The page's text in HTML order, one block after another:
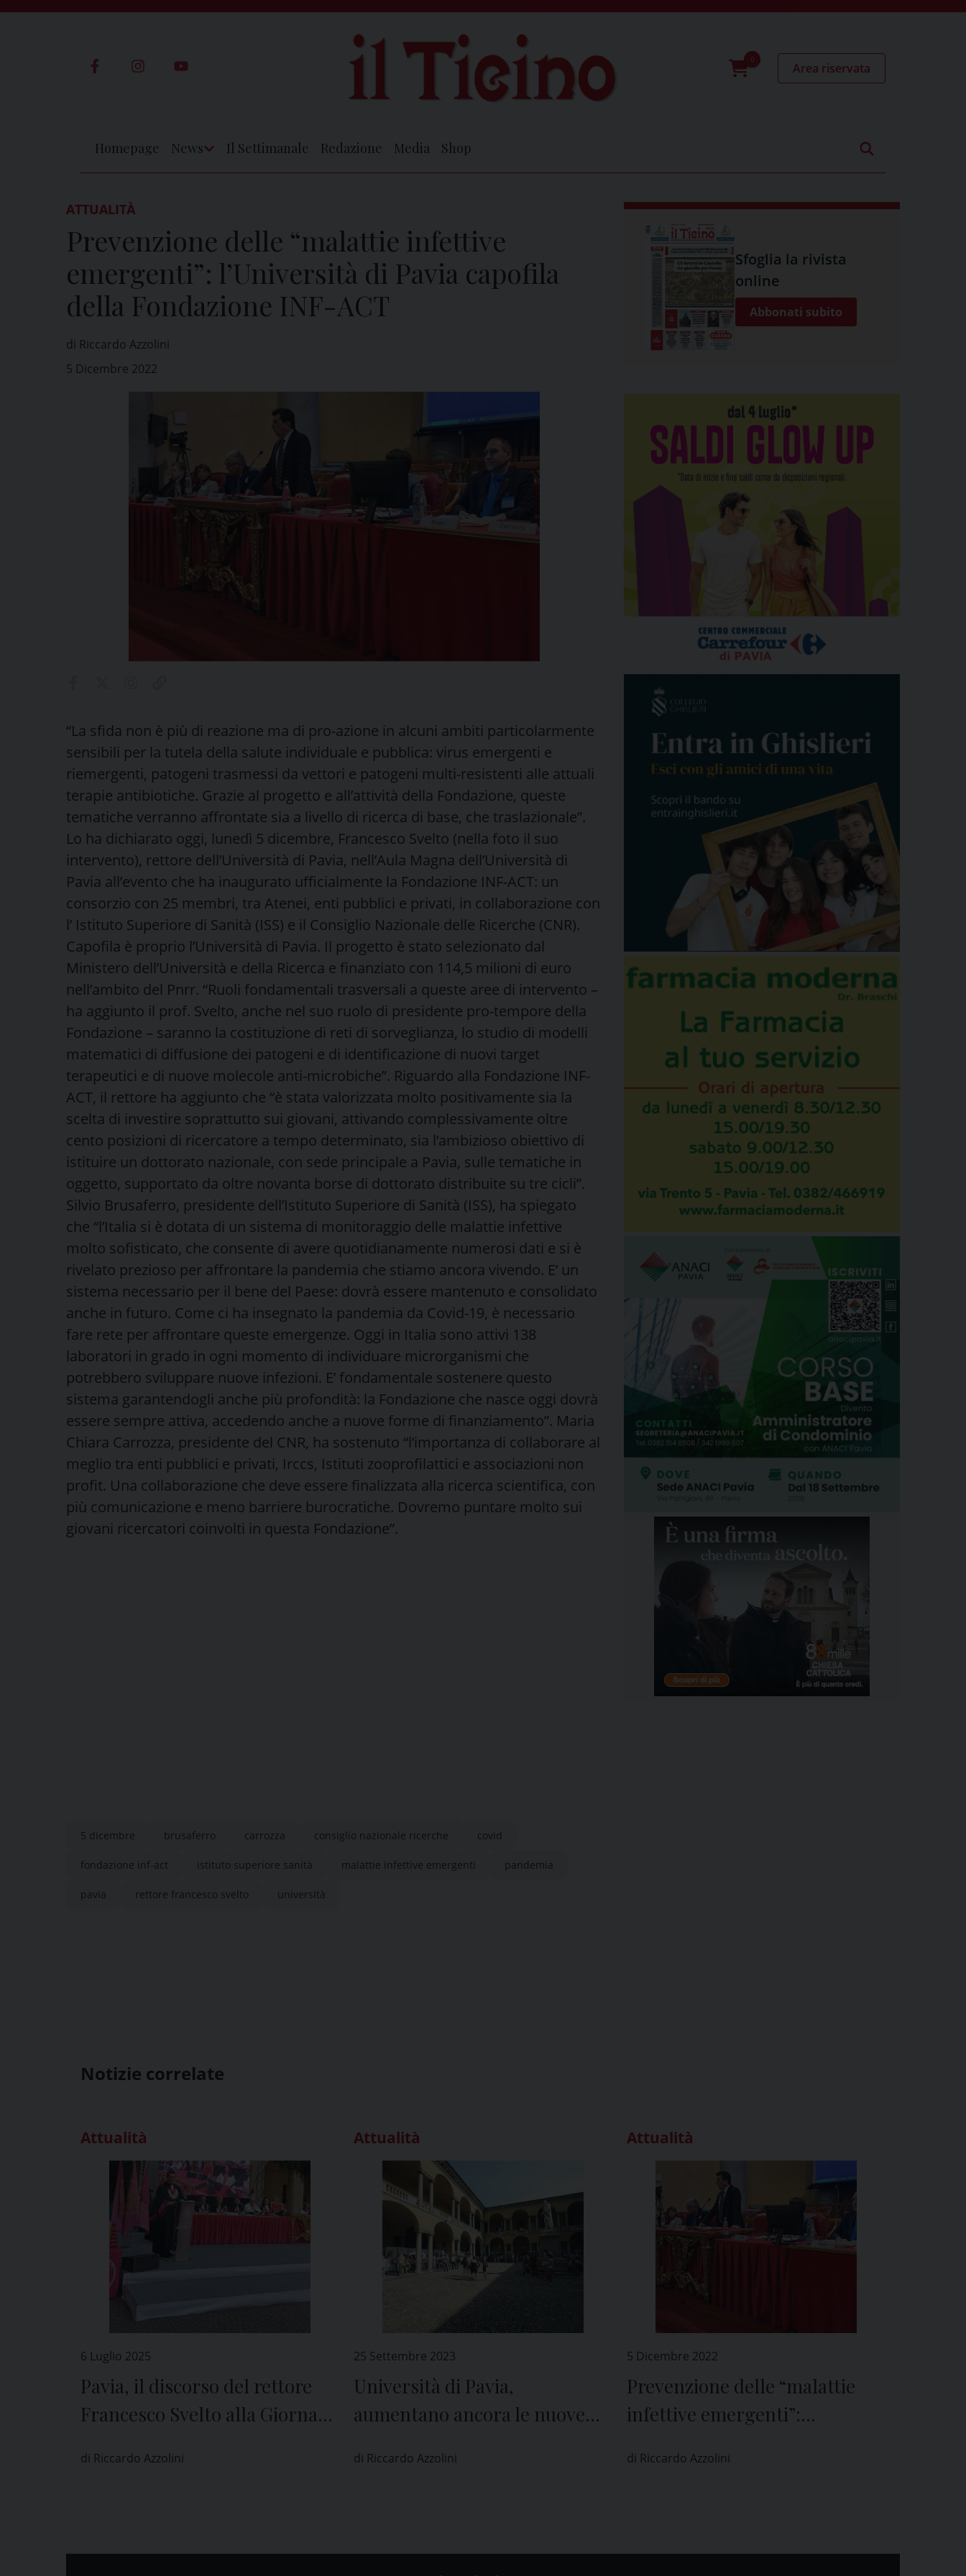
0
Area riservata
Homepage News Il Settimanale Redazione Media Shop
ATTUALITÀ
Prevenzione delle “malattie infettive
emergenti”: l’Università di Pavia capofila
della Fondazione INF-ACT
di Riccardo Azzolini
5 Dicembre 2022
“La sfida non è più di reazione ma di pro-azione in alcuni ambiti particolarmente
sensibili per la tutela della salute individuale e pubblica: virus emergenti e
riemergenti, patogeni trasmessi da vettori e patogeni multi-resistenti alle attuali
terapie antibiotiche. Grazie al progetto e all’attività della Fondazione, queste
tematiche verranno affrontate sia a livello di ricerca di base, che traslazionale”.
Lo ha dichiarato oggi, lunedì 5 dicembre, Francesco Svelto (nella foto il suo
intervento), rettore dell’Università di Pavia, nell’Aula Magna dell’Università di
Pavia all’evento che ha inaugurato ufficialmente la Fondazione INF-ACT: un
consorzio con 25 membri, tra Atenei, enti pubblici e privati, in collaborazione con
l’ Istituto Superiore di Sanità (ISS) e il Consiglio Nazionale delle Ricerche (CNR).
Capofila è proprio l’Università di Pavia. Il progetto è stato selezionato dal
Ministero dell’Università e della Ricerca e finanziato con 114,5 milioni di euro
nell’ambito del Pnrr. “Ruoli fondamentali trasversali a queste aree di intervento –
ha aggiunto il prof. Svelto, anche nel suo ruolo di presidente pro-tempore della
Fondazione – saranno la costituzione di reti di sorveglianza, lo studio di modelli
matematici di diffusione dei patogeni e di identificazione di nuovi target
terapeutici e di nuove molecole anti-microbiche”. Riguardo alla Fondazione INF-
ACT, il rettore ha aggiunto che “è stata valorizzata molto positivamente sia la
scelta di investire soprattutto sui giovani, attivando complessivamente oltre
cento posizioni di ricercatore a tempo determinato, sia l’ambizioso obiettivo di
istituire un dottorato nazionale, con sede principale a Pavia, sulle tematiche in
oggetto, supportato da oltre novanta borse di dottorato distribuite su tre cicli”.
Silvio Brusaferro, presidente dell’Istituto Superiore di Sanità (ISS), ha spiegato
che “l’Italia si è dotata di un sistema di monitoraggio delle malattie infettive
molto sofisticato, che consente di avere quotidianamente numerosi dati e si è
rivelato prezioso per affrontare la pandemia che stiamo ancora vivendo. E’ un
sistema necessario per il bene del Paese: dovrà essere mantenuto e consolidato
anche in futuro. Come ci ha insegnato la pandemia da Covid-19, è necessario
fare rete per affrontare queste emergenze. Oggi in Italia sono attivi 138
laboratori in grado in ogni momento di individuare microrganismi che
potrebbero sviluppare nuove infezioni. E’ fondamentale sostenere questo
sistema garantendogli anche più profondità: la Fondazione che nasce oggi dovrà
essere sempre attiva, accedendo anche a nuove forme di finanziamento”. Maria
Chiara Carrozza, presidente del CNR, ha sostenuto “l’importanza di collaborare al
meglio tra enti pubblici e privati, Irccs, Istituti zooprofilattici e associazioni non
profit. Una collaborazione che deve essere finalizzata alla ricerca scientifica, con
più comunicazione e meno barriere burocratiche. Dovremo puntare molto sui
giovani ricercatori coinvolti in questa Fondazione”.
5 dicembre brusaferro carrozza consiglio nazionale ricerche covid
fondazione inf-act istituto superiore sanità malattie infettive emergenti pandemia
pavia rettore francesco svelto università
Sfoglia la rivista
online
Abbonati subito
Notizie correlate
Attualità
6 Luglio 2025
Pavia, il discorso del rettore
Francesco Svelto alla Giornata
di Riccardo Azzolini
Attualità
25 Settembre 2023
Università di Pavia,
aumentano ancora le nuove
di Riccardo Azzolini
Attualità
5 Dicembre 2022
Prevenzione delle “malattie
infettive emergenti”:
della Fondazione INF-ACT
di Riccardo Azzolini